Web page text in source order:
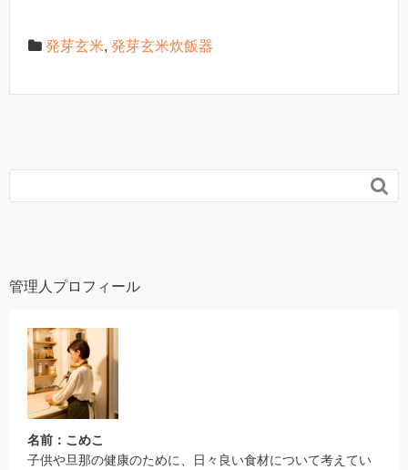
発芽玄米, 発芽玄米炊飯器

管理人プロフィール
名前：こめこ
子供や旦那の健康のために、日々良い食材について考えてい